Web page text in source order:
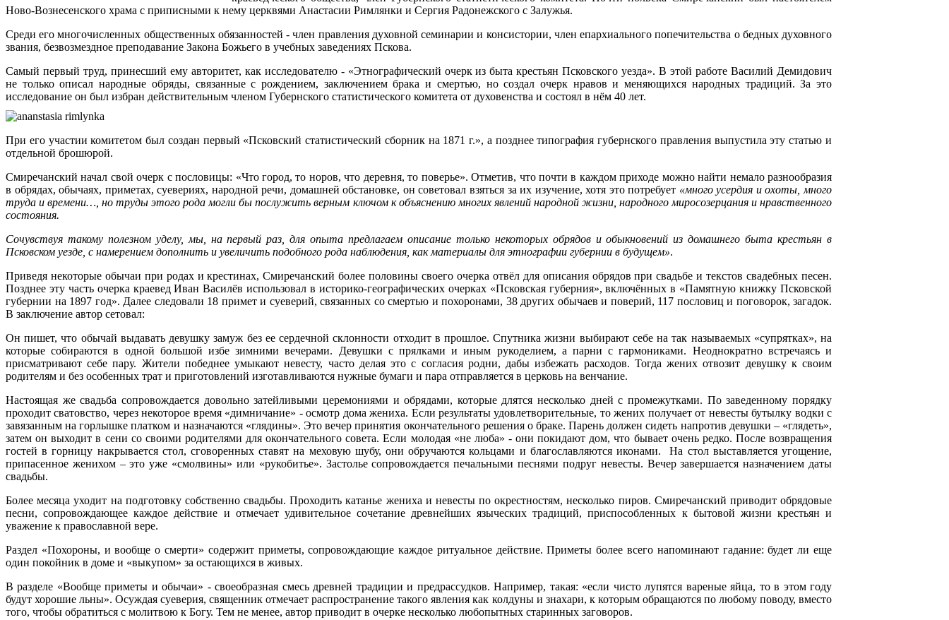
Ново-Вознесенского храма с приписными к нему церквями Анастасии Римлянки и Сергия Радонежского с Залужья.
Среди его многочисленных общественных обязанностей - член правления духовной семинарии и консистории, член епархиального попечительства о бедных духовного
звания, безвозмездное преподавание Закона Божьего в учебных заведениях Пскова.
Самый первый труд, принесший ему авторитет, как исследователю - «Этнографический очерк из быта крестьян Псковского уезда». В этой работе Василий Демидович
не только описал народные обряды, связанные с рождением, заключением брака и смертью, но создал очерк нравов и меняющихся народных традиций. За это
исследование он был избран действительным членом Губернского статистического комитета от духовенства и состоял в нём 40 лет.
При его участии комитетом был создан первый «Псковский статистический сборник на 1871 г.», а позднее типография губернского правления выпустила эту статью и
отдельной брошюрой.
Смиречанский начал свой очерк с пословицы: «Что город, то норов, что деревня, то поверье». Отметив, что почти в каждом приходе можно найти немало разнообразия
в обрядах, обычаях, приметах, суевериях, народной речи, домашней обстановке, он советовал взяться за их изучение, хотя это потребует «много усердия и охоты, много
труда и времени…, но труды этого рода могли бы послужить верным ключом к объяснению многих явлений народной жизни, народного миросозерцания и нравственного
состояния.
Сочувствуя такому полезном уделу, мы, на первый раз, для опыта предлагаем описание только некоторых обрядов и обыкновений из домашнего быта крестьян в
Псковском уезде, с намерением дополнить и увеличить подобного рода наблюдения, как материалы для этнографии губернии в будущем».
Приведя некоторые обычаи при родах и крестинах, Смиречанский более половины своего очерка отвёл для описания обрядов при свадьбе и текстов свадебных песен.
Позднее эту часть очерка краевед Иван Василёв использовал в историко-географических очерках «Псковская губерния», включённых в «Памятную книжку Псковской
губернии на 1897 год». Далее следовали 18 примет и суеверий, связанных со смертью и похоронами, 38 других обычаев и поверий, 117 пословиц и поговорок, загадок.
В заключение автор сетовал:
Он пишет, что обычай выдавать девушку замуж без ее сердечной склонности отходит в прошлое. Спутника жизни выбирают себе на так называемых «супрятках», на
которые собираются в одной большой избе зимними вечерами. Девушки с прялками и иным рукоделием, а парни с гармониками. Неоднократно встречаясь и
присматривают себе пару. Жители победнее умыкают невесту, часто делая это с согласия родни, дабы избежать расходов. Тогда жених отвозит девушку к своим
родителям и без особенных трат и приготовлений изготавливаются нужные бумаги и пара отправляется в церковь на венчание.
Настоящая же свадьба сопровождается довольно затейливыми церемониями и обрядами, которые длятся несколько дней с промежутками. По заведенному порядку
проходит сватовство, через некоторое время «димничание» - осмотр дома жениха. Если результаты удовлетворительные, то жених получает от невесты бутылку водки с
завязанным на горлышке платком и назначаются «глядины». Это вечер принятия окончательного решения о браке. Парень должен сидеть напротив девушки – «глядеть»,
затем он выходит в сени со своими родителями для окончательного совета. Если молодая «не люба» - они покидают дом, что бывает очень редко. После возвращения
гостей в горницу накрывается стол, сговоренных ставят на меховую шубу, они обручаются кольцами и благославляются иконами. На стол выставляется угощение,
припасенное женихом – это уже «смолвины» или «рукобитье». Застолье сопровождается печальными песнями подруг невесты. Вечер завершается назначением даты
свадьбы.
Более месяца уходит на подготовку собственно свадьбы. Проходить катанье жениха и невесты по окрестностям, несколько пиров. Смиречанский приводит обрядовые
песни, сопровождающее каждое действие и отмечает удивительное сочетание древнейших языческих традиций, приспособленных к бытовой жизни крестьян и
уважение к православной вере.
Раздел «Похороны, и вообще о смерти» содержит приметы, сопровождающие каждое ритуальное действие. Приметы более всего напоминают гадание: будет ли еще
один покойник в доме и «выкупом» за остающихся в живых.
В разделе «Вообще приметы и обычаи» - своеобразная смесь древней традиции и предрассудков. Например, такая: «если чисто лупятся вареные яйца, то в этом году
будут хорошие льны». Осуждая суеверия, священник отмечает распространение такого явления как колдуны и знахари, к которым обращаются по любому поводу, вместо
того, чтобы обратиться с молитвою к Богу. Тем не менее, автор приводит в очерке несколько любопытных старинных заговоров.